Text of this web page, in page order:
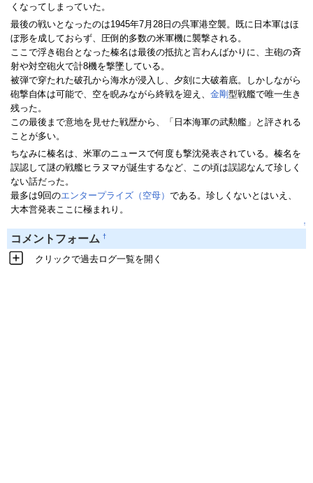
くなってしまっていた。
最後の戦いとなったのは1945年7月28日の呉軍港空襲。既に日本軍はほ
ぼ形を成しておらず、圧倒的多数の米軍機に襲撃される。
ここで浮き砲台となった榛名は最後の抵抗と言わんばかりに、主砲の斉
射や対空砲火で計8機を撃墜している。
被弾で穿たれた破孔から海水が浸入し、夕刻に大破着底。しかしながら
砲撃自体は可能で、空を睨みながら終戦を迎え、 金剛型戦艦で唯一生き
残った。
この最後まで意地を見せた戦歴から、「日本海軍の武勲艦」と評される
ことが多い。
ちなみに榛名は、米軍のニュースで何度も撃沈発表されている。榛名を
誤認して謎の戦艦ヒラヌマが誕生するなど、この頃は誤認なんて珍しく
ない話だった。
最多は9回のエンタープライズ（空母） である。珍しくないとはいえ、
大本営発表ここに極まれり。
↑
コメントフォーム †
クリックで過去ログ一覧を開く